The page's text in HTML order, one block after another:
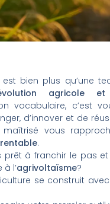
est bien plus qu’une
agricole et
vocabulaire, c’est
d’innover et de
vous
rentable.
prêt à franchir le pas
l’agrivoltaïsme?
se construit